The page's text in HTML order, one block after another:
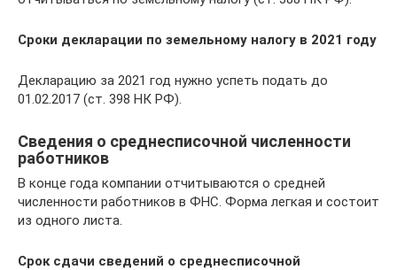
Сроки декларации по земельному налогу в 2021 году
Декларацию за 2021 год нужно успеть подать до
01.02.2017 (ст. 398 НК РФ).
Сведения о среднесписочной численности
работников
В конце года компании отчитываются о средней
численности работников в ФНС. Форма легкая и состоит
из одного листа.
Срок сдачи сведений о среднесписочной